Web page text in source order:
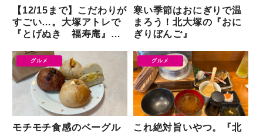
【12/15まで】こだわりが
すごい…。大塚アトレで
『とげぬき 福寿庵』が
寒い季節はおにぎりで温
まろう！北大塚の『おに
ぎりぼんご』
グルメ
モチモチ食感のベーグル
グルメ
これ絶対旨いやつ。『北